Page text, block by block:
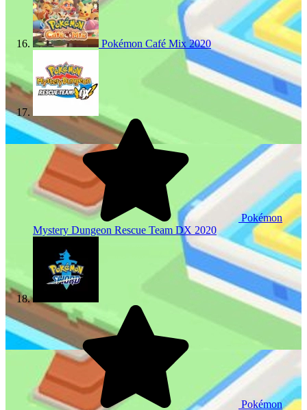
Pokémon Café Mix2020
Pokémon
Mystery Dungeon Rescue Team DX 2020
Pokémon